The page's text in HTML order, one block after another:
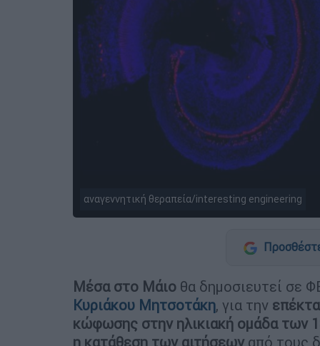
αναγεννητική θεραπεία/interesting engineering
Μέσα στο Μάιο θα δημοσιευτεί σε
Κυριάκου Μητσοτάκη, για την
κώφωσης στην ηλικιακή ομάδα των
η κατάθεση των αιτήσεων από τους